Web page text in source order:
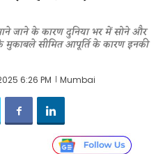
जाने के कारण दुनिया भर में सोने और
मुकाबले सीमित आपूर्ति के कारण इनकी
6:26 PM Mumbai